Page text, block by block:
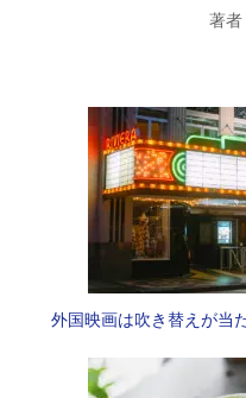
著者：
外国映画は吹き替えが